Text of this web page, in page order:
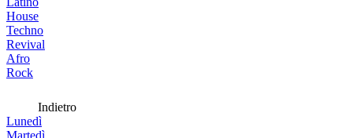
House
Techno
Revival
Afro
Rock
Indietro
Lunedì
Martedì